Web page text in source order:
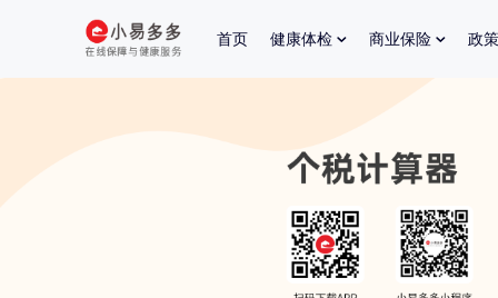
首页 健康体检 商业保险 政